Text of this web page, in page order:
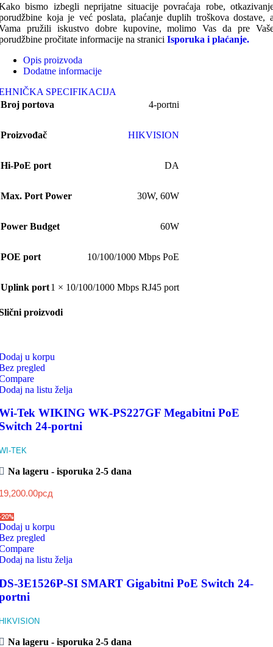
bismo izbegli neprijatne situacije povraćaja robe,
koja je već poslata, plaćanje duplih troškova dostave,
pružili iskustvo dobre kupovine, molimo Vas da pre
pročitate informacije na stranici Isporuka i plaćanje.
Opis proizvoda
Dodatne informacije
SPECIFIKACIJA
Broj portova
4-portni
Proizvođač HIKVISION
Hi-PoE port DA
Max. Port Power 30W, 60W
Power Budget 60W
POE port 10/100/1000 Mbps PoE
Uplink port1 × 10/100/1000 Mbps RJ45 port
proizvodi
u korpu
pregled
na listu želja
Tek WIKING WK-PS227GF Megabitni PoE
24-portni
TEK
Na lageru - isporuka 2-5 dana
рсд
u korpu
pregled
na listu želja
3E1526P-SI SMART Gigabitni PoE Switch 24-
Na lageru - isporuka 2-5 dana